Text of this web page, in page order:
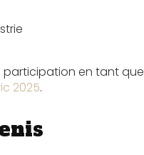
participation en tant que
2025.